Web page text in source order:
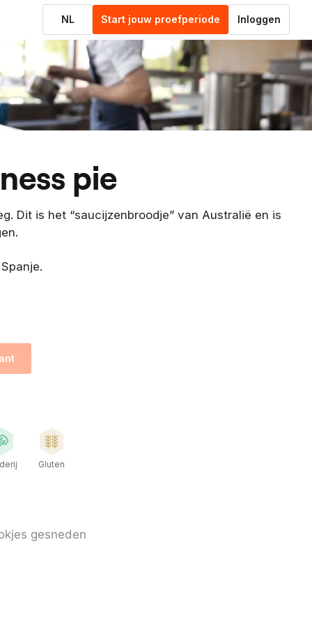
NL Start jouw proefperiode Inloggen
pie
Dit is het “saucijzenbroodje” van Australië en is
Gluten
gesneden